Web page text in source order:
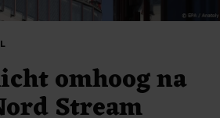
omhoog na
Stream